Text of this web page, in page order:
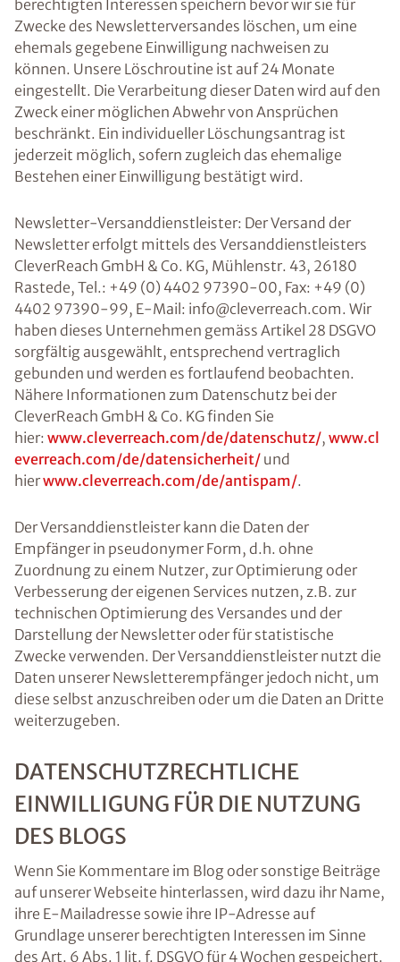
berechtigten Interessen speichern bevor wir sie für
Zwecke des Newsletterversandes löschen, um eine
ehemals gegebene Einwilligung nachweisen zu
können. Unsere Löschroutine ist auf 24 Monate
eingestellt. Die Verarbeitung dieser Daten wird auf den
Zweck einer möglichen Abwehr von Ansprüchen
beschränkt. Ein individueller Löschungsantrag ist
jederzeit möglich, sofern zugleich das ehemalige
Bestehen einer Einwilligung bestätigt wird.
Newsletter-Versanddienstleister: Der Versand der
Newsletter erfolgt mittels des Versanddienstleisters
CleverReach GmbH & Co. KG, Mühlenstr. 43, 26180
Rastede, Tel.: +49 (0) 4402 97390-00, Fax: +49 (0)
4402 97390-99, E-Mail: info@cleverreach.com. Wir
haben dieses Unternehmen gemäss Artikel 28 DSGVO
sorgfältig ausgewählt, entsprechend vertraglich
gebunden und werden es fortlaufend beobachten.
Nähere Informationen zum Datenschutz bei der
CleverReach GmbH & Co. KG finden Sie
hier: www.cleverreach.com/de/datenschutz/, www.cl
everreach.com/de/datensicherheit/ und
hierwww.cleverreach.com/de/antispam/.
Der Versanddienstleister kann die Daten der
Empfänger in pseudonymer Form, d.h. ohne
Zuordnung zu einem Nutzer, zur Optimierung oder
Verbesserung der eigenen Services nutzen, z.B. zur
technischen Optimierung des Versandes und der
Darstellung der Newsletter oder für statistische
Zwecke verwenden. Der Versanddienstleister nutzt die
Daten unserer Newsletterempfänger jedoch nicht, um
diese selbst anzuschreiben oder um die Daten an Dritte
weiterzugeben.
DATENSCHUTZRECHTLICHE
EINWILLIGUNG FÜR DIE NUTZUNG
DES BLOGS
Wenn Sie Kommentare im Blog oder sonstige Beiträge
auf unserer Webseite hinterlassen, wird dazu ihr Name,
ihre E-Mailadresse sowie ihre IP-Adresse auf
Grundlage unserer berechtigten Interessen im Sinne
des Art. 6 Abs. 1 lit. f. DSGVO für 4 Wochen gespeichert.